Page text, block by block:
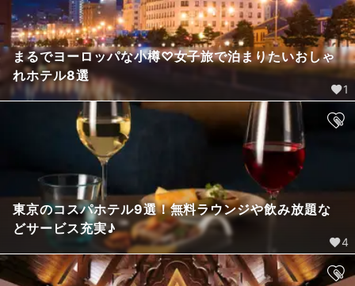
まるでヨーロッパな小樽♡女子旅で泊まりたいおしゃ
れホテル8選
1
東京のコスパホテル9選！無料ラウンジや飲み放題な
どサービス充実♪
4